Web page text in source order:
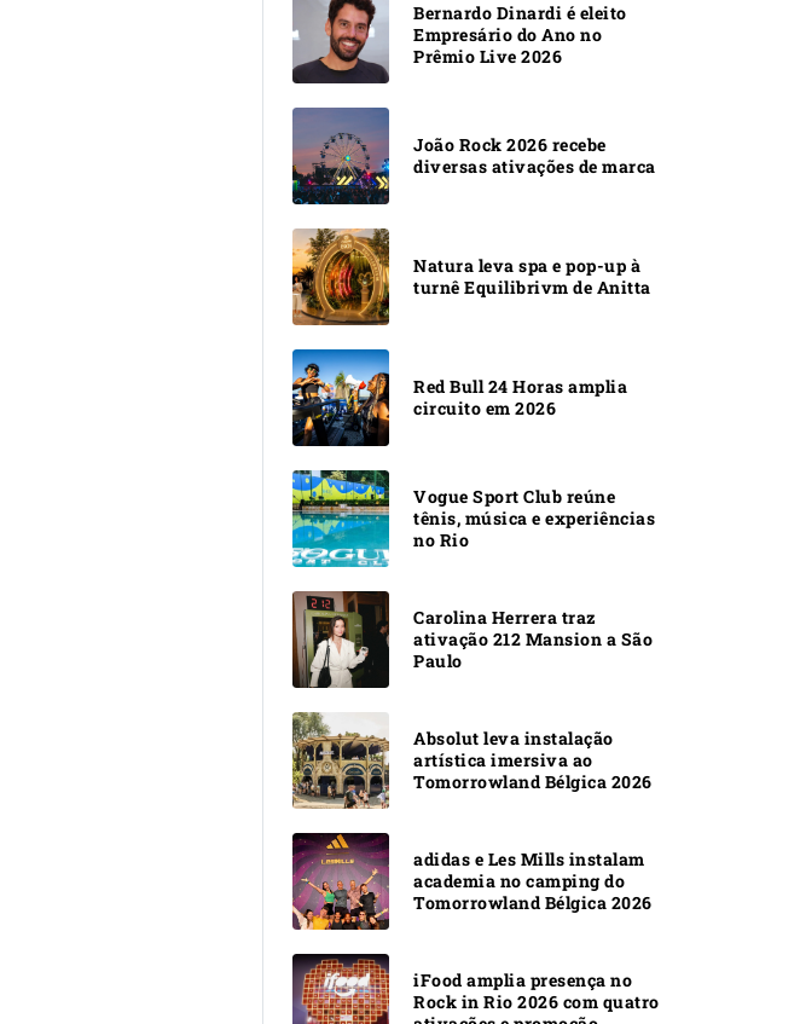
Bernardo Dinardi é eleito
Empresário do Ano no
Prêmio Live 2026
João Rock 2026 recebe
diversas ativações de marca
Natura leva spa e pop-up à
turnê Equilibrivm de Anitta
Red Bull 24 Horas amplia
circuito em 2026
Vogue Sport Club reúne
tênis, música e experiências
no Rio
Carolina Herrera traz
ativação 212 Mansion a São
Paulo
Absolut leva instalação
artística imersiva ao
Tomorrowland Bélgica 2026
adidas e Les Mills instalam
academia no camping do
Tomorrowland Bélgica 2026
iFood amplia presença no
Rock in Rio 2026 com quatro